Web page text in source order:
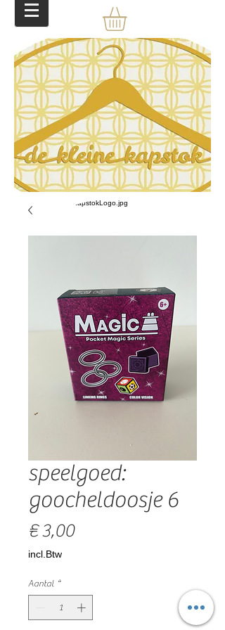
speelgoed:
goocheldoosje 6
€ 3,00Prijs
incl.Btw
Aantal *